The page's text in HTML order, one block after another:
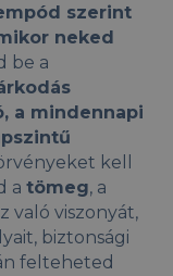
szerint
neked
be a
a mindennapi
kell
atömeg, a
való viszonyát,
biztonsági
felteheted